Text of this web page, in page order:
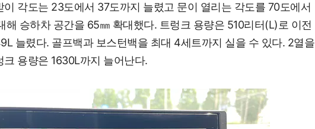
이 각도는 23도에서 37도까지 늘렸고 문이 열리는 각도를 70도에서
해 승하차 공간을 65㎜ 확대했다. 트렁크 용량은 510리터(L)로 이전
늘렸다. 골프백과 보스턴백을 최대 4세트까지 실을 수 있다. 2열을
크 용량은 1630L까지 늘어난다.